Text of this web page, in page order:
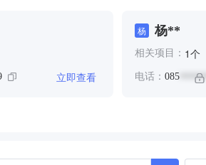
立即查看
杨 杨**
相关项目： 1个
电话： 085